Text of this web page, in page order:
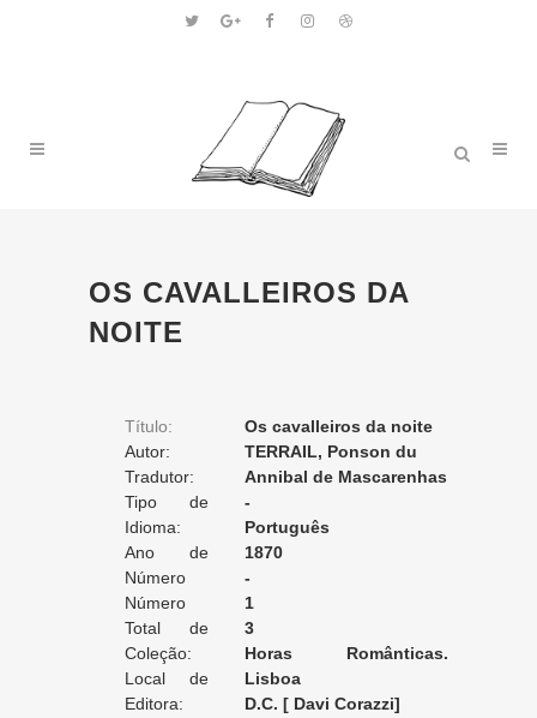
OS CAVALLEIROS DA
NOITE
Título:
Os cavalleiros da noite
Autor:
TERRAIL, Ponson du
Tradutor:
Annibal de Mascarenhas
Tipo de
Tradução:
-
Idioma:
Português
Ano de
Edição:
1870
Número
da Edição:
-
Número
do Volume:
1
Total de
Volumes:
3
Coleção:
Horas Românticas.
Bibliotheca Selecta
Local de
Edição:
Lisboa
Editora:
D.C. [ Davi Corazzi]